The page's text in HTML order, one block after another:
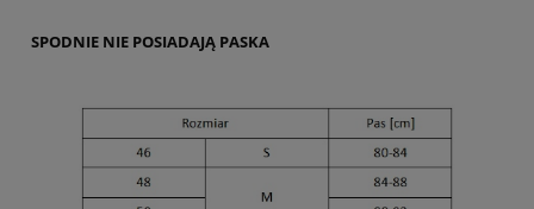
SPODNIE NIE POSIADAJĄ PASKA